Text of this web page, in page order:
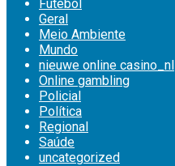
Futebol
Geral
Meio Ambiente
Mundo
nieuwe online casino_nl
Online gambling
Policial
Política
Regional
Saúde
uncategorized